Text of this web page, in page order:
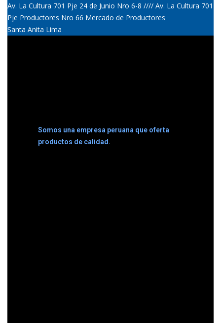
Av. La Cultura 701 Pje 24 de Junio Nro 6-8 //// Av. La Cultura 701
Pje Productores Nro 66 Mercado de Productores
Santa Anita Lima
Somos una empresa peruana que oferta
productos de calidad.